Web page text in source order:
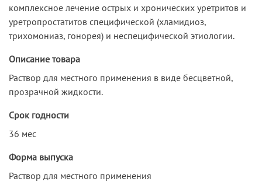
комплексное лечение острых и хронических уретритов и
уретропростатитов специфической (хламидиоз,
трихомониаз, гонорея) и неспецифической этиологии.
Описание товара
Раствор для местного применения в виде бесцветной,
прозрачной жидкости.
Срок годности
36 мес
Форма выпуска
Раствор для местного применения